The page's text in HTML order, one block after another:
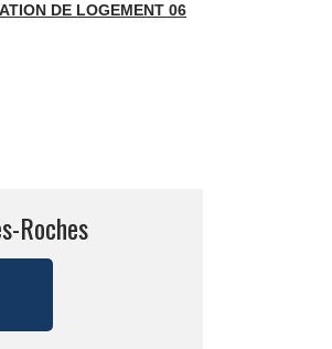
DE LOGEMENT 06
Roches